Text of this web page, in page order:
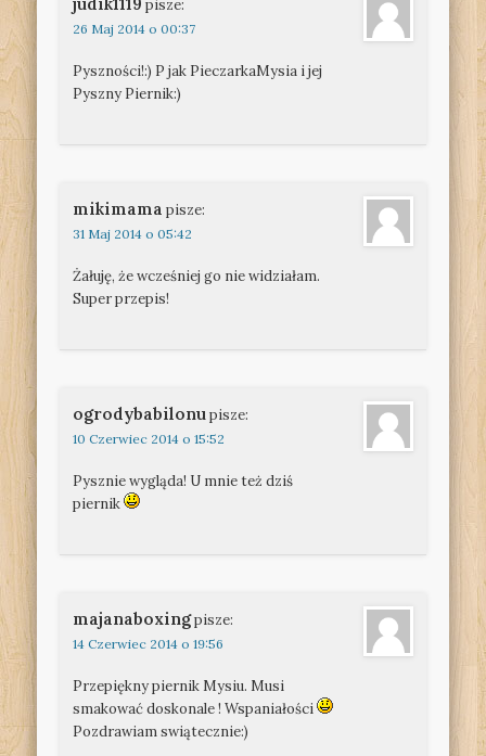
pisze:
26 Maj 2014 o 00:37
Pyszności!:) P jak PieczarkaMysia i jej
Pyszny Piernik:)
mikimama pisze:
31 Maj 2014 o 05:42
Żałuję, że wcześniej go nie widziałam.
Super przepis!
ogrodybabilonupisze:
10 Czerwiec 2014 o 15:52
Pysznie wygląda! U mnie też dziś
piernik
majanaboxingpisze:
14 Czerwiec 2014 o 19:56
Przepiękny piernik Mysiu. Musi
smakować doskonale ! Wspaniałości
Pozdrawiam swiątecznie:)